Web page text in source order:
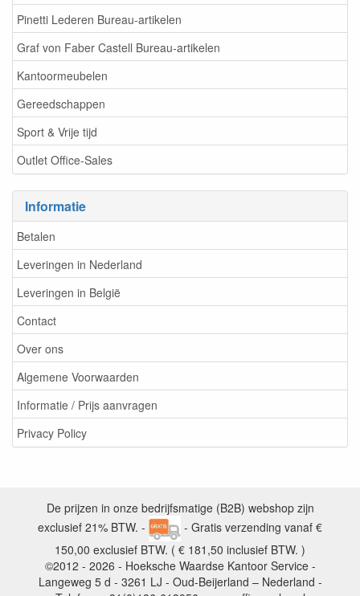
Pinetti Lederen Bureau-artikelen
Graf von Faber Castell Bureau-artikelen
Kantoormeubelen
Gereedschappen
Sport & Vrije tijd
Outlet Office-Sales
Informatie
Betalen
Leveringen in Nederland
Leveringen in België
Contact
Over ons
Algemene Voorwaarden
Informatie / Prijs aanvragen
Privacy Policy
De prijzen in onze bedrijfsmatige (B2B) webshop zijn
exclusief 21% BTW. -
- Gratis verzending vanaf €
150,00 exclusief BTW. ( € 181,50 inclusief BTW. )
©2012 - 2026 - Hoeksche Waardse Kantoor Service -
Langeweg 5 d - 3261 LJ - Oud-Beijerland – Nederland -